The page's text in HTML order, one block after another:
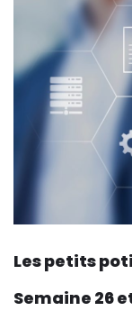
Les petits
Semaine 26